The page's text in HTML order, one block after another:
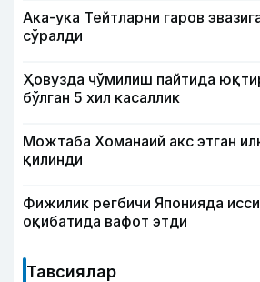
Ака-ука Тейтларни гаров
сўралди
Ҳовузда чўмилиш пайтида
бўлган 5 хил касаллик
Можтаба Хоманаий акс этган
қилинди
Фижилик регбичи Японияда
оқибатида вафот этди
Тавсиялар